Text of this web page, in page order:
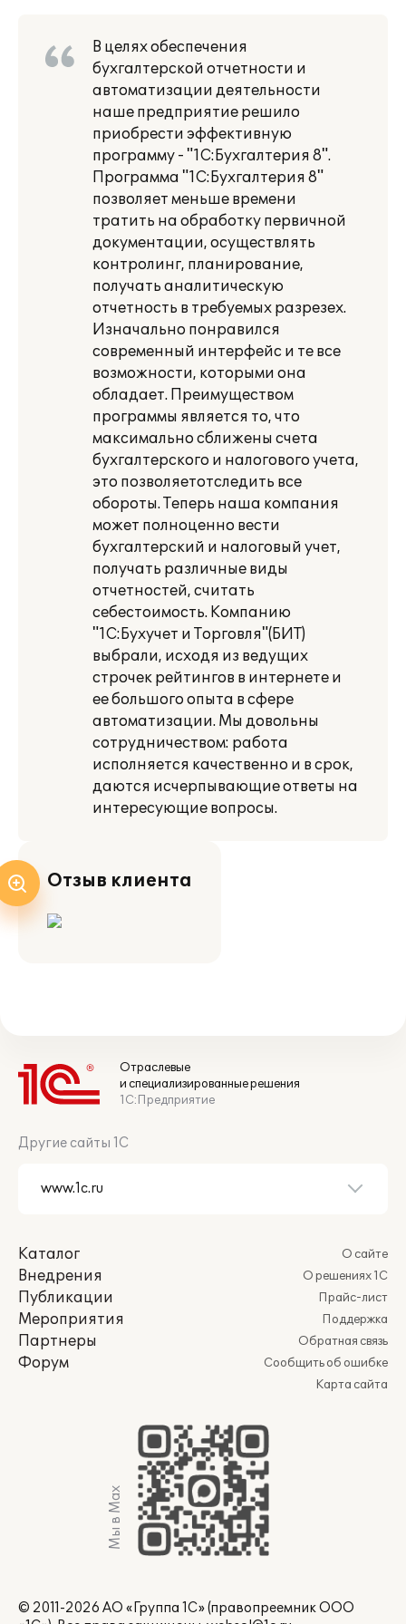
В целях обеспечения
бухгалтерской отчетности и
автоматизации деятельности
наше предприятие решило
приобрести эффективную
программу - "1С:Бухгалтерия 8".
Программа "1С:Бухгалтерия 8"
позволяет меньше времени
тратить на обработку первичной
документации, осуществлять
контролинг, планирование,
получать аналитическую
отчетность в требуемых разрезех.
Изначально понравился
современный интерфейс и те все
возможности, которыми она
обладает. Преимуществом
программы является то, что
максимально сближены счета
бухгалтерского и налогового учета,
это позволяетотследить все
обороты. Теперь наша компания
может полноценно вести
бухгалтерский и налоговый учет,
получать различные виды
отчетностей, считать
себестоимость. Компанию
"1С:Бухучет и Торговля"(БИТ)
выбрали, исходя из ведущих
строчек рейтингов в интернете и
ее большого опыта в сфере
автоматизации. Мы довольны
сотрудничеством: работа
исполняется качественно и в срок,
даются исчерпывающие ответы на
интересующие вопросы.
Отзыв клиента
Отраслевые
и специализированные решения
1С:Предприятие
Другие сайты 1С
Каталог
Внедрения
Публикации
Мероприятия
Партнеры
Форум
О сайте
О решениях 1С
Прайс-лист
Поддержка
Обратная связь
Сообщить об ошибке
Карта сайта
Мы в Max
© 2011-2026 АО «Группа 1С» (правопреемник ООО